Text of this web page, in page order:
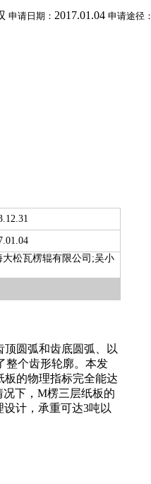
申请日期： 2017.01.04 申请途径：
大松瓦楞辊有限公司;吴小
圆弧和齿底圆弧、以
整个齿形轮廓。本发
的物理指标完全能达
况下，M楞三层纸板的
计，承重可达3吨以